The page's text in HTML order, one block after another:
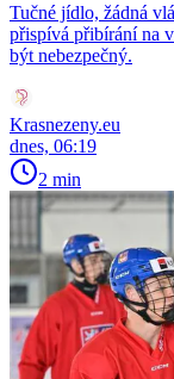
Tučné jídlo, žádná
přispívá přibírání na
být nebezpečný.
Krasnezeny.eu
dnes, 06:19
2 min